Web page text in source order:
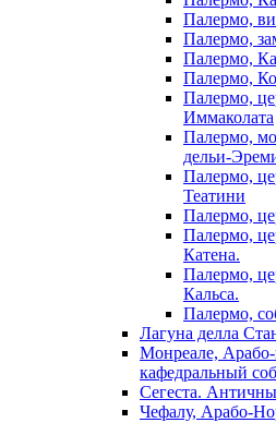
Палермо,
Палермо,
Палермо,
Палермо,
Палермо,
Иммаколата
Палермо,
дельи-
Палермо,
Театини
Палермо,
Палермо,
Катена.
Палермо,
Кальса.
Палермо,
Лагуна делла
Монреале,
кафедральный
Сегеста.
Чефалу, Арабо-